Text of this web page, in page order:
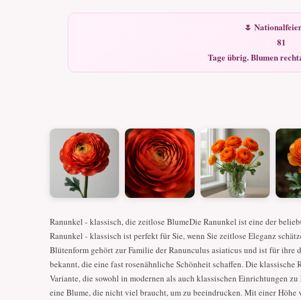
🌷
81
Tage übrig. Blumen
Ranunkel - klassisch, die zeitlose BlumeDie Ranunkel ist eine der
Ranunkel - klassisch ist perfekt für Sie, wenn Sie zeitlose Eleganz
Blütenform gehört zur Familie der Ranunculus asiaticus und ist für
bekannt, die eine fast rosenähnliche Schönheit schaffen. Die klassische
Variante, die sowohl in modernen als auch klassischen Einrichtungen
eine Blume, die nicht viel braucht, um zu beeindrucken. Mit einer Höhe